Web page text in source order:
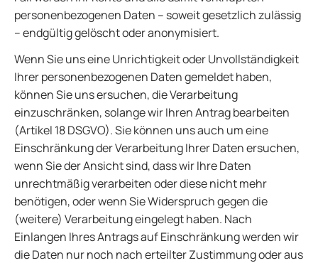
personenbezogenen Daten – soweit gesetzlich zulässig
– endgültig gelöscht oder anonymisiert.
Wenn Sie uns eine Unrichtigkeit oder Unvollständigkeit
Ihrer personenbezogenen Daten gemeldet haben,
können Sie uns ersuchen, die Verarbeitung
einzuschränken, solange wir Ihren Antrag bearbeiten
(Artikel 18 DSGVO). Sie können uns auch um eine
Einschränkung der Verarbeitung Ihrer Daten ersuchen,
wenn Sie der Ansicht sind, dass wir Ihre Daten
unrechtmäßig verarbeiten oder diese nicht mehr
benötigen, oder wenn Sie Widerspruch gegen die
(weitere) Verarbeitung eingelegt haben. Nach
Einlangen Ihres Antrags auf Einschränkung werden wir
die Daten nur noch nach erteilter Zustimmung oder aus